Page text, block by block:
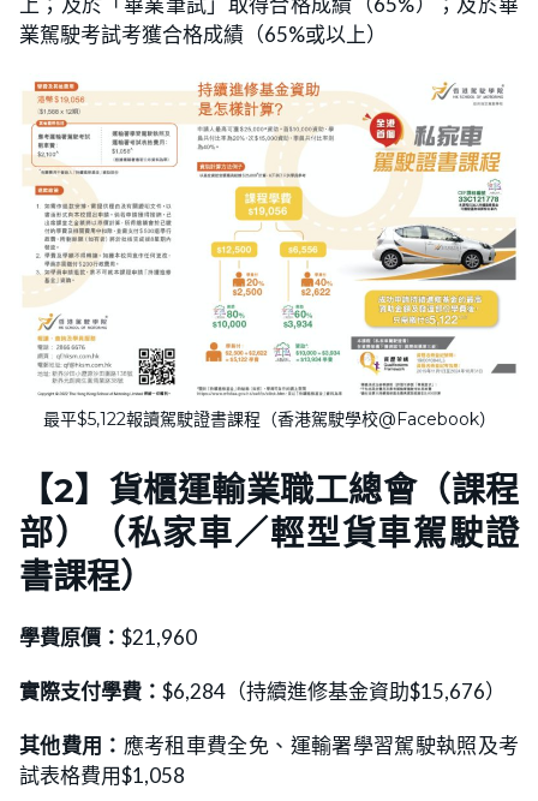
業駕駛考試考獲合格成績（65%或以上）
最平$5,122報讀駕駛證書課程（香港駕駛學校@Facebook）
【2】貨櫃運輸業職工總會（課程
部）（私家車／輕型貨車駕駛證
書課程）
學費原價： $21,960
實際支付學費： $6,284（持續進修基金資助$15,676）
其他費用： 應考租車費全免、運輸署學習駕駛執照及考
試表格費用$1,058